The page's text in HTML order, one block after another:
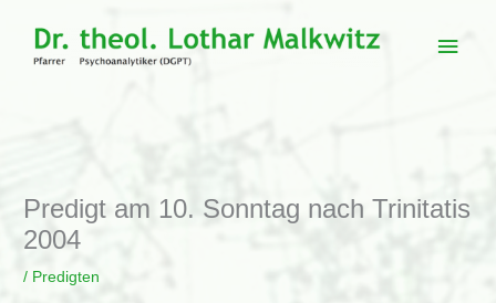
springen
Predigt am 10. Sonntag nach Trinitatis
2004
/ Predigten